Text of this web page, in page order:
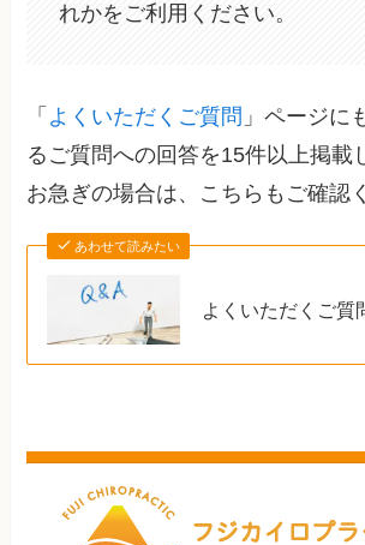
れかをご利用ください。
「 よくいただくご質問 」ページに
るご質問への回答を15件以上掲載
お急ぎの場合は、こちらもご確認
あわせて読みたい
よくいただくご質